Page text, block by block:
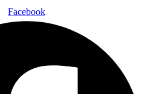
Facebook